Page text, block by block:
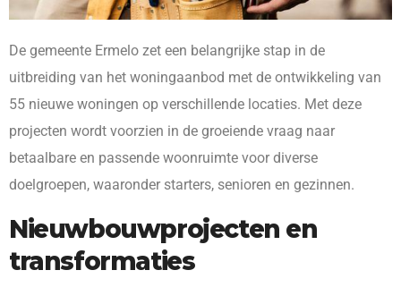
De gemeente Ermelo zet een belangrijke stap in de
uitbreiding van het woningaanbod met de ontwikkeling van
55 nieuwe woningen op verschillende locaties. Met deze
projecten wordt voorzien in de groeiende vraag naar
betaalbare en passende woonruimte voor diverse
doelgroepen, waaronder starters, senioren en gezinnen.
Nieuwbouwprojecten en
transformaties